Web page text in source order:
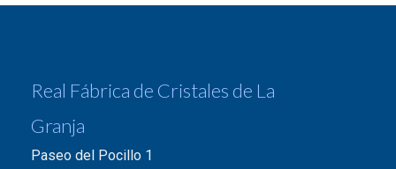
Real Fábrica de Cristales de La
Granja
Paseo del Pocillo 1